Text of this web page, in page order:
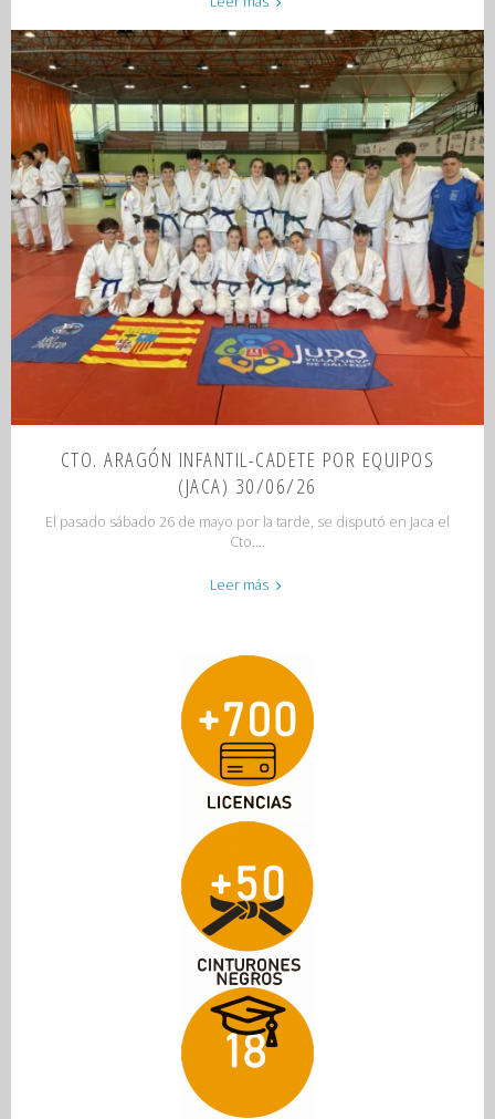
FAJYDA
2026
(HUESCA)
07/06/26"
CTO. ARAGÓN INFANTIL-CADETE POR EQUIPOS
(JACA) 30/06/26
El pasado sábado 26 de mayo por la tarde, se disputó en Jaca el
Cto....
Leer más "CTO.
CADETE
POR
EQUIPOS
(JACA)
30/06/26"